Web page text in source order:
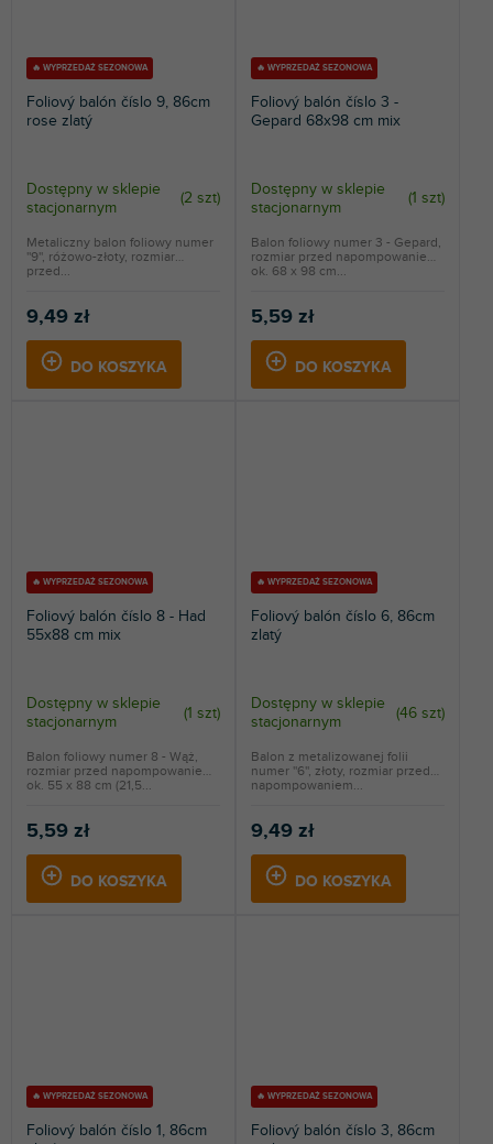
🔥 WYPRZEDAŻ SEZONOWA
Foliový balón číslo 9, 86cm
rose zlatý
Dostępny w sklepie
stacjonarnym
(2 szt)
9,49 zł
DO KOSZYKA
Metaliczny balon foliowy numer
''9'', różowo-złoty, rozmiar
przed...
🔥 WYPRZEDAŻ SEZONOWA
Foliový balón číslo 3 -
Gepard 68x98 cm mix
Dostępny w sklepie
stacjonarnym
(1 szt)
5,59 zł
DO KOSZYKA
Balon foliowy numer 3 - Gepard,
rozmiar przed napompowaniem
ok. 68 x 98 cm...
🔥 WYPRZEDAŻ SEZONOWA
Foliový balón číslo 8 - Had
55x88 cm mix
Dostępny w sklepie
stacjonarnym
(1 szt)
5,59 zł
DO KOSZYKA
Balon foliowy numer 8 - Wąż,
rozmiar przed napompowaniem
ok. 55 x 88 cm (21,5...
🔥 WYPRZEDAŻ SEZONOWA
Foliový balón číslo 6, 86cm
zlatý
Dostępny w sklepie
stacjonarnym
(46 szt)
9,49 zł
DO KOSZYKA
Balon z metalizowanej folii
numer ''6'', złoty, rozmiar przed
napompowaniem...
🔥 WYPRZEDAŻ SEZONOWA
Foliový balón číslo 1, 86cm
🔥 WYPRZEDAŻ SEZONOWA
Foliový balón číslo 3, 86cm